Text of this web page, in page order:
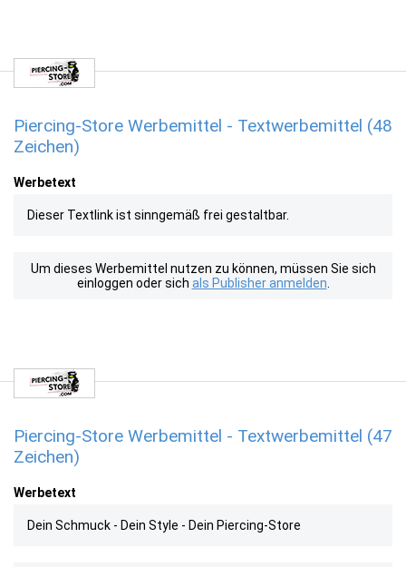
Piercing-Store Werbemittel - Textwerbemittel (48
Zeichen)
Werbetext
Dieser Textlink ist sinngemäß frei gestaltbar.
Um dieses Werbemittel nutzen zu können, müssen Sie sich
einloggen oder sich als Publisher anmelden
Piercing-Store Werbemittel - Textwerbemittel (47
Zeichen)
Werbetext
Dein Schmuck - Dein Style - Dein Piercing-Store